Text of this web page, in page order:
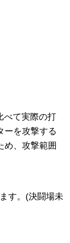
べて実際の打
ーを攻撃する
め、攻撃範囲
す。(決闘場未